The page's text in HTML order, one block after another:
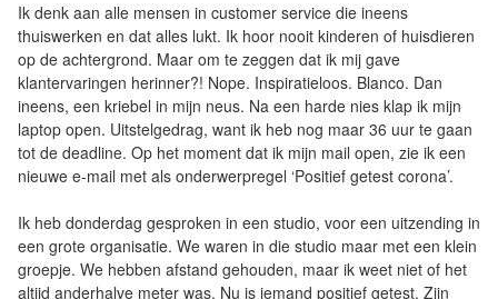
Ik denk aan alle mensen in customer service die ineens
thuiswerken en dat alles lukt. Ik hoor nooit kinderen of huisdieren
op de achtergrond. Maar om te zeggen dat ik mij gave
klantervaringen herinner?! Nope. Inspiratieloos. Blanco. Dan
ineens, een kriebel in mijn neus. Na een harde nies klap ik mijn
laptop open. Uitstelgedrag, want ik heb nog maar 36 uur te gaan
tot de deadline. Op het moment dat ik mijn mail open, zie ik een
nieuwe e-mail met als onderwerpregel ‘Positief getest corona’.
Ik heb donderdag gesproken in een studio, voor een uitzending in
een grote organisatie. We waren in die studio maar met een klein
groepje. We hebben afstand gehouden, maar ik weet niet of het
altijd anderhalve meter was. Nu is iemand positief getest. Zijn